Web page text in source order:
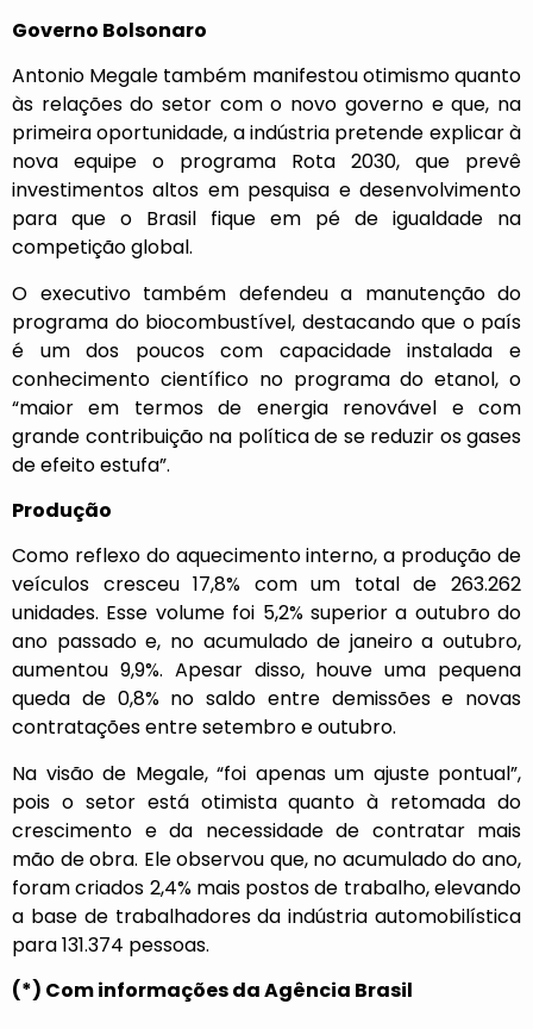
Governo Bolsonaro
Antonio Megale também manifestou otimismo quanto
às relações do setor com o novo governo e que, na
primeira oportunidade, a indústria pretende explicar à
nova equipe o programa Rota 2030, que prevê
investimentos altos em pesquisa e desenvolvimento
para que o Brasil fique em pé de igualdade na
competição global.
O executivo também defendeu a manutenção do
programa do biocombustível, destacando que o país
é um dos poucos com capacidade instalada e
conhecimento científico no programa do etanol, o
“maior em termos de energia renovável e com
grande contribuição na política de se reduzir os gases
de efeito estufa”.
Produção
Como reflexo do aquecimento interno, a produção de
veículos cresceu 17,8% com um total de 263.262
unidades. Esse volume foi 5,2% superior a outubro do
ano passado e, no acumulado de janeiro a outubro,
aumentou 9,9%. Apesar disso, houve uma pequena
queda de 0,8% no saldo entre demissões e novas
contratações entre setembro e outubro.
Na visão de Megale, “foi apenas um ajuste pontual”,
pois o setor está otimista quanto à retomada do
crescimento e da necessidade de contratar mais
mão de obra. Ele observou que, no acumulado do ano,
foram criados 2,4% mais postos de trabalho, elevando
a base de trabalhadores da indústria automobilística
para 131.374 pessoas.
(*) Com informações da Agência Brasil